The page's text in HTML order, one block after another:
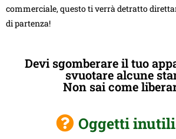
commerciale, questo ti verrà detratto
di partenza!
Devi sgomberare il tuo
svuotare alcune
Non sai come
Oggetti